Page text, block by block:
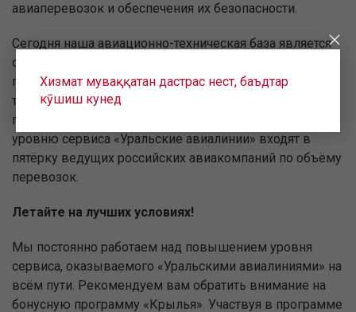
авиаперевозок и обеспечения их безопасности.
Сегодня наша авиационно-техническая база является
одной из самых профессиональных среди российской
гражданской авиации. Благодаря высокой
технической оснащённости авиапарка,
профессионализму лётной команды и высокому
уровню сервиса «Уральские авиалинии» входят в
пятёрку ведущих российских авиакомпаний по объёму
перевозок.
Летайте на лучших условиях!
Мы постоянно работаем над повышением уровня
сервиса, оказываемого «Уральскими авиалиниями» на
всём пути. Рекомендуем вам обратить внимание на
бонусную программу «Крылья». Участвуя в программе
Хизмат муваққатан дастрас нест, баъдтар
кӯшиш кунед